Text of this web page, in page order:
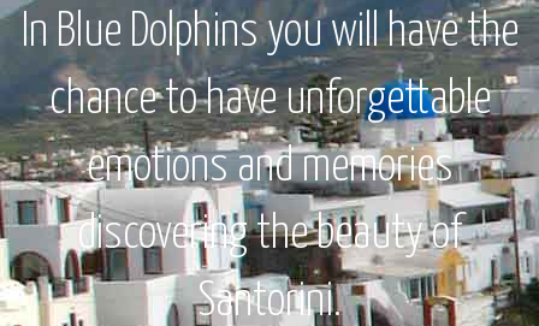
In Blue Dolphins you will have the
chance to have unforgettable
emotions and memories
discovering the beauty of
Santorini.